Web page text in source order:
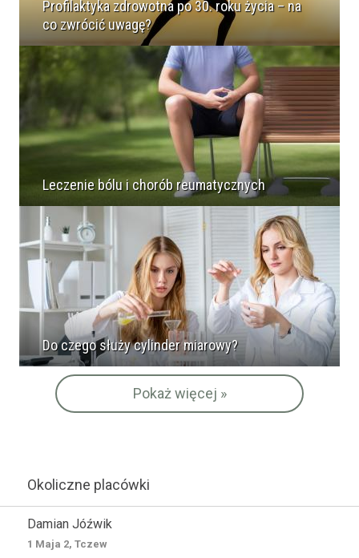
Profilaktyka zdrowotna po 30. roku życia – na
co zwrócić uwagę?
Leczenie bólu i chorób reumatycznych
Do czego służy cylinder miarowy?
Pokaż więcej »
Okoliczne placówki
Damian Jóźwik
1 Maja 2, Tczew